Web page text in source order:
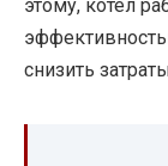
этому, котел
снизить